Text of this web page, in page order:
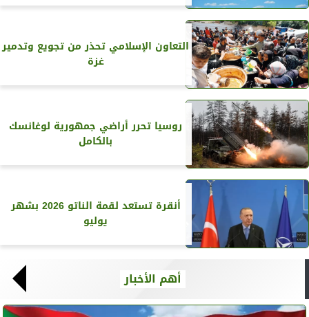
التعاون الإسلامي تحذر من تجويع وتدمير
غزة
روسيا تحرر أراضي جمهورية لوغانسك
بالكامل
أنقرة تستعد لقمة الناتو 2026 بشهر
يوليو
أهم الأخبار